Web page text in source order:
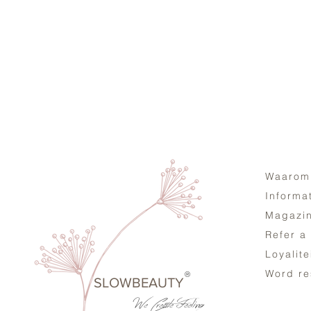
SLOWBEAUTY
We CreateFeeling
®
Refer a
Word